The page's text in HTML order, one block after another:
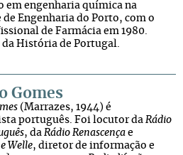
em engenharia química na
de Engenharia do Porto, com o
de Farmácia em 1980.
História de Portugal.
Gomes
(Marrazes, 1944) é
português. Foi locutor da Rádio
, da Rádio Renascença e
Welle, diretor de informação e